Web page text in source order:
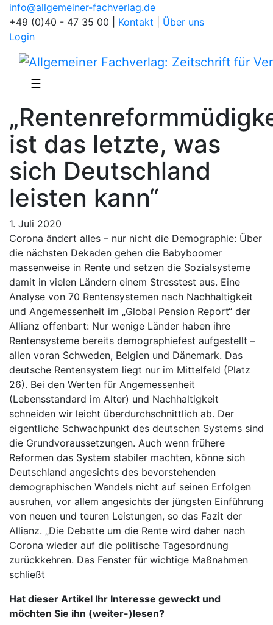
info@allgemeiner-fachverlag.de
+49 (0)40 - 47 35 00
Kontakt
Über uns
Login
☰
ist das letzte, was
sich Deutschland
leisten kann“
1. Juli 2020
Corona ändert alles – nur nicht die Demographie: Über
die nächsten Dekaden gehen die Babyboomer
massenweise in Rente und setzen die Sozialsysteme
damit in vielen Ländern einem Stresstest aus. Eine
Analyse von 70 Rentensystemen nach Nachhaltigkeit
und Angemessenheit im „Global Pension Report“ der
Allianz offenbart: Nur wenige Länder haben ihre
Rentensysteme bereits demographiefest aufgestellt –
allen voran Schweden, Belgien und Dänemark. Das
deutsche Rentensystem liegt nur im Mittelfeld (Platz
26). Bei den Werten für Angemessenheit
(Lebensstandard im Alter) und Nachhaltigkeit
schneiden wir leicht überdurchschnittlich ab. Der
eigentliche Schwachpunkt des deutschen Systems sind
die Grundvoraussetzungen. Auch wenn frühere
Reformen das System stabiler machten, könne sich
Deutschland angesichts des bevorstehenden
demographischen Wandels nicht auf seinen Erfolgen
ausruhen, vor allem angesichts der jüngsten Einführung
von neuen und teuren Leistungen, so das Fazit der
Allianz. „Die Debatte um die Rente wird daher nach
Corona wieder auf die politische Tagesordnung
zurückkehren. Das Fenster für wichtige Maßnahmen
schließt
Hat dieser Artikel Ihr Interesse geweckt und
möchten Sie ihn (weiter-)lesen?